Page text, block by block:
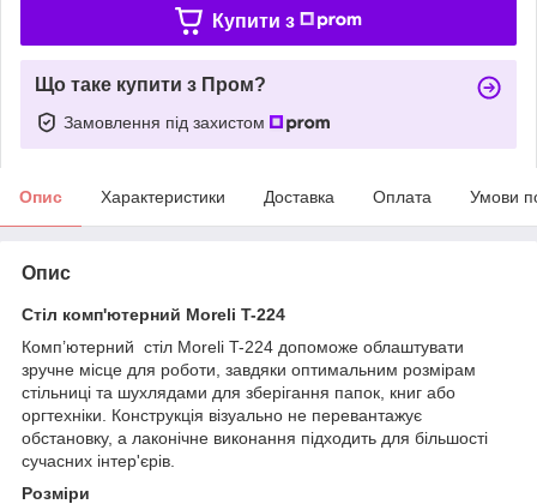
Купити з
Що таке купити з Пром?
Замовлення під захистом
Опис Характеристики Доставка Оплата Умови
Опис
Стіл комп'ютерний Moreli T-224
Комп’ютерний стіл Moreli T-224 допоможе облаштувати
зручне місце для роботи, завдяки оптимальним розмірам
стільниці та шухлядами для зберігання папок, книг або
оргтехніки. Конструкція візуально не перевантажує
обстановку, а лаконічне виконання підходить для більшості
сучасних інтер'єрів.
Розміри